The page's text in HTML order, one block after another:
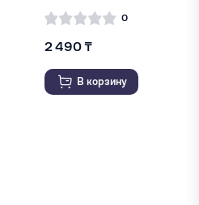
0
2 490 ₸
В корзину